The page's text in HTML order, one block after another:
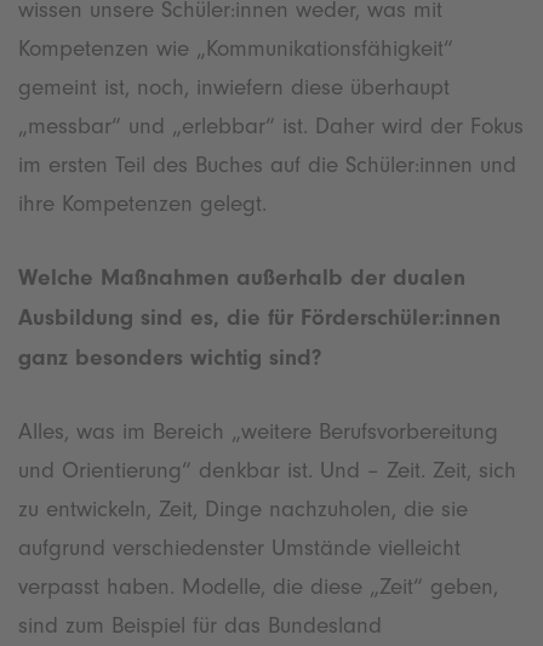
wissen unsere Schüler:innen weder, was mit
Kompetenzen wie „Kommunikationsfähigkeit“
gemeint ist, noch, inwiefern diese überhaupt
„messbar“ und „erlebbar“ ist. Daher wird der Fokus
im ersten Teil des Buches auf die Schüler:innen und
ihre Kompetenzen gelegt.
Welche Maßnahmen außerhalb der dualen
Ausbildung sind es, die für Förderschüler:innen
ganz besonders wichtig sind?
Alles, was im Bereich „weitere Berufsvorbereitung
und Orientierung“ denkbar ist. Und – Zeit. Zeit, sich
zu entwickeln, Zeit, Dinge nachzuholen, die sie
aufgrund verschiedenster Umstände vielleicht
verpasst haben. Modelle, die diese „Zeit“ geben,
sind zum Beispiel für das Bundesland